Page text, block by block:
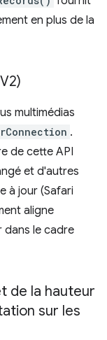
en plus de la
multimédias
.
de cette API
et d'autres
à jour (Safari
aligne
dans le cadre
de la hauteur
sur les